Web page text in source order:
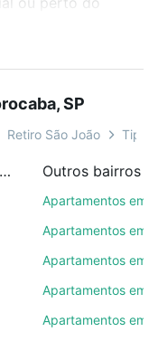
4 suites à venda
para conquistar
e você
e
Você
quantidade de
de garagem para
SP
Retiro São João Tipo
Mais apartamentos em Retiro São João Outros bairros
Apartamentos em
Apartamentos em
Apartamentos em
Apartamentos em
Apartamentos em